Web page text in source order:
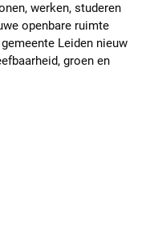
werken, studeren
openbare ruimte
Leiden nieuw
groen en